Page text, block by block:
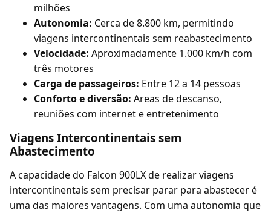
milhões
Autonomia: Cerca de 8.800 km, permitindo
viagens intercontinentais sem reabastecimento
Velocidade: Aproximadamente 1.000 km/h com
três motores
Carga de passageiros: Entre 12 a 14 pessoas
Conforto e diversão: Areas de descanso,
reuniões com internet e entretenimento
Viagens Intercontinentais sem
Abastecimento
A capacidade do Falcon 900LX de realizar viagens
intercontinentais sem precisar parar para abastecer é
uma das maiores vantagens. Com uma autonomia que